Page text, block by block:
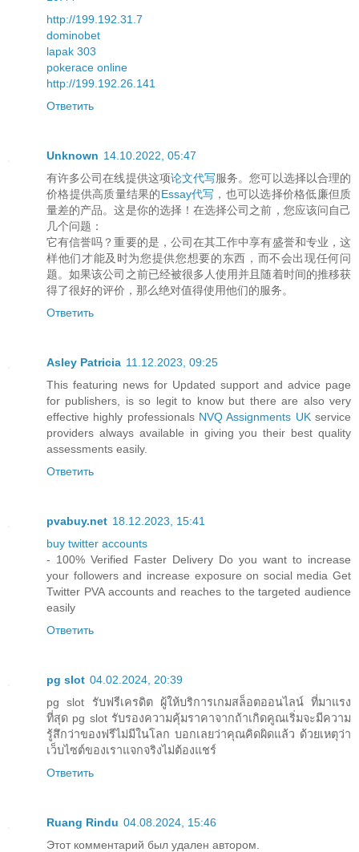
http://199.192.31.7
dominobet
lapak 303
pokerace online
http://199.192.26.141
Ответить
Unknown 14.10.2022, 05:47
有许多公司在线提供这项论文代写服务。您可以选择以合理的
价格提供高质量结果的Essay代写 ，也可以选择价格低廉但质
量差的产品。这是你的选择！在选择公司之前，您应该问自己
几个问题：
它有信誉吗？重要的是，公司在其工作中享有盛誉和专业，这
样他们才能及时为您提供您想要的东西，而不会出现任何问
题。如果该公司之前已经被很多人使用并且随着时间的推移获
得了很好的评价，那么绝对值得使用他们的服务。
Ответить
Asley Patricia 11.12.2023, 09:25
This featuring news for Updated support and advice page
for publishers, is so legit to know but there are also very
effective highly professionals NVQ Assignments UKservice
providers always available in giving you their best quality
assessments easily.
Ответить
pvabuy.net 18.12.2023, 15:41
buy twitter accounts
- 100% Verified Faster Delivery Do you want to increase
your followers and increase exposure on social media Get
Twitter PVA accounts and reaches to the targeted audience
easily
Ответить
pg slot 04.02.2024, 20:39
pg slot รับฟรีเครดิต ผู้ให้บริการเกมสล็อตออนไลน์ ที่มาแรง
ที่สุด pg slot รับรองความคุ้มราคาจากถ้าเกิดคูณเริ่มจะมีความ
รู้สึกว่าของฟรีไม่มีในโลก บอกเลยว่าคุณคิดผิดแล้ว ด้วยเหตุว่า
เว็บไซต์ของเราแจกจริงไม่ต้องแชร์
Ответить
Ruang Rindu 04.08.2024, 15:46
Этот комментарий был удален автором.